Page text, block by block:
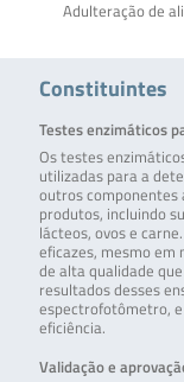
Adulteração de
Constituintes
Testes enzimáticos
Os testes
utilizadas para a
outros componentes
produtos, incluindo
lácteos, ovos e
eficazes, mesmo em
de alta qualidade
resultados desses
espectrofotômetro,
eficiência.
Validação e